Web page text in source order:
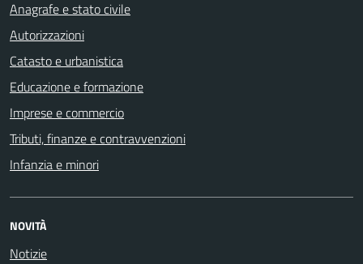
Anagrafe e stato civile
Autorizzazioni
Catasto e urbanistica
Educazione e formazione
Imprese e commercio
Tributi, finanze e contravvenzioni
Infanzia e minori
NOVITÀ
Notizie